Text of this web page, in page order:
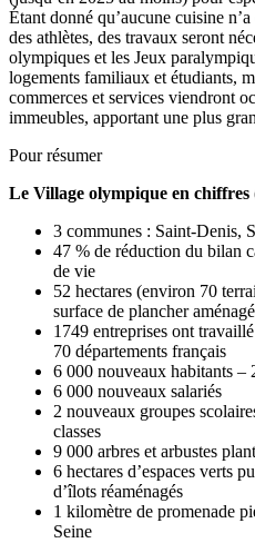
Étant donné qu’aucune cuisine
des athlètes, des travaux seront
olympiques et les Jeux
logements familiaux et étudiants,
commerces et services viendront
immeubles, apportant une plus
Pour résumer
Le Village olympique en chiffres
3 communes : Saint-Denis,
47 % de réduction du bilan
de vie
52 hectares (environ 70
surface de plancher
1749 entreprises ont
70 départements français
6 000 nouveaux habitants –
6 000 nouveaux salariés
2 nouveaux groupes
classes
9 000 arbres et arbustes
6 hectares d’espaces verts
d’îlots réaménagés
1 kilomètre de promenade
Seine